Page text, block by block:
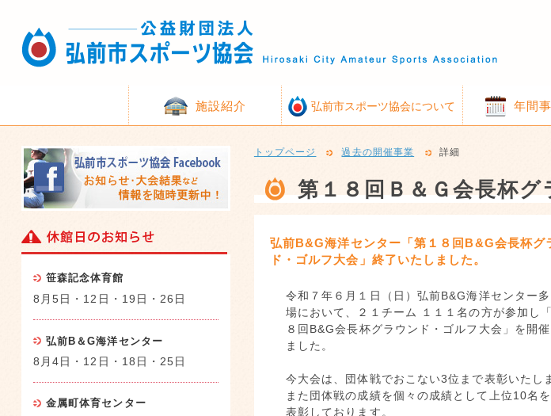
施設紹介 弘前市スポーツ協会について 年間
トップページ 過去の開催事業 詳細
第１８回Ｂ＆Ｇ会長杯
弘前B&G海洋センター「第１８回B&G会長杯グ
ド・ゴルフ大会」終了いたしました。
令和７年６月１日（日）弘前B&G海洋センター
場において、２１チーム １１１名の方が参加し「
８回B&G会長杯グラウンド・ゴルフ大会」を開催
ました。
今大会は、団体戦でおこない3位まで表彰いたし
また団体戦の成績を個々の成績として上位10名を
表彰しております。
笹森記念体育館
8月5日・12日・19日・26日
弘前B＆G海洋センター
8月4日・12日・18日・25日
金属町体育センター